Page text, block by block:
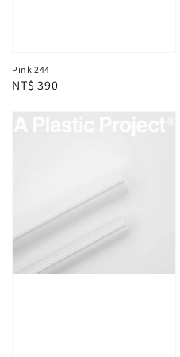
Pink 244
Regular
NT$ 390